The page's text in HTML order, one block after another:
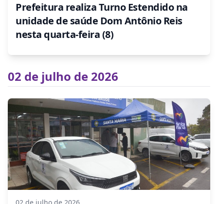
Prefeitura realiza Turno Estendido na
unidade de saúde Dom Antônio Reis
nesta quarta-feira (8)
02 de julho de 2026
02 de julho de 2026